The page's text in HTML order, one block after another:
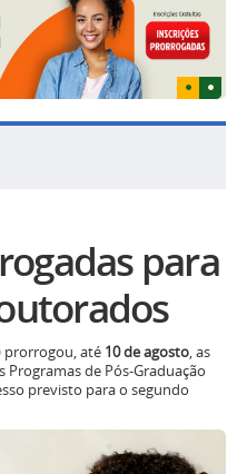
para
prorrogou, até 10 de agosto, as
Programas de Pós-Graduação
previsto para o segundo